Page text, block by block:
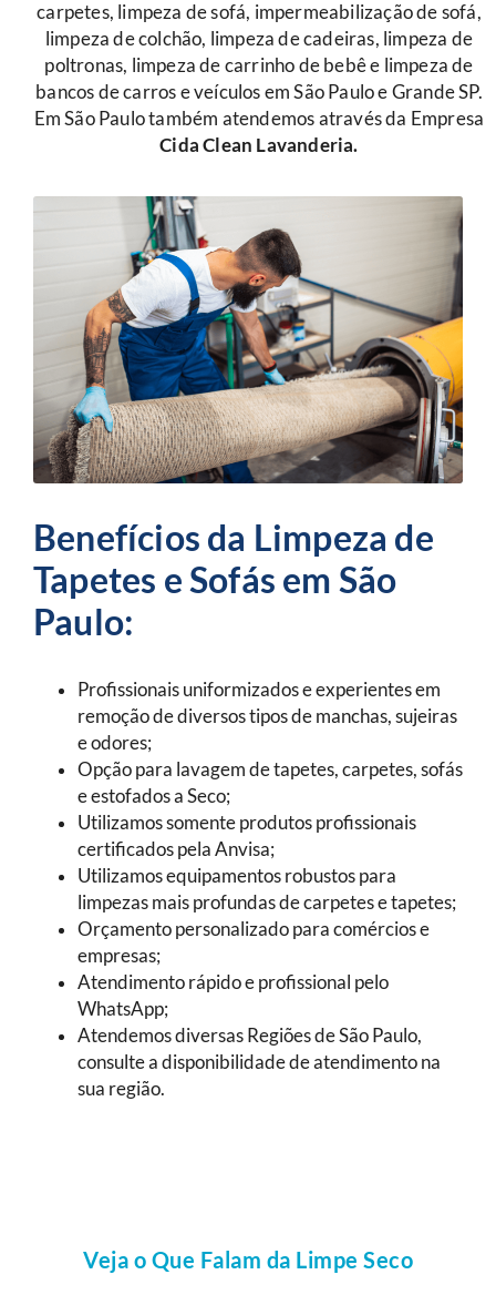
carpetes, limpeza de sofá, impermeabilização de sofá,
limpeza de colchão, limpeza de cadeiras, limpeza de
poltronas, limpeza de carrinho de bebê e limpeza de
bancos de carros e veículos em São Paulo e Grande SP.
Em São Paulo também atendemos através da Empresa
Cida Clean Lavanderia.
Benefícios da Limpeza de
Tapetes e Sofás em São
Paulo:
Profissionais uniformizados e experientes em
remoção de diversos tipos de manchas, sujeiras
e odores;
Opção para lavagem de tapetes, carpetes, sofás
e estofados a Seco;
Utilizamos somente produtos profissionais
certificados pela Anvisa;
Utilizamos equipamentos robustos para
limpezas mais profundas de carpetes e tapetes;
Orçamento personalizado para comércios e
empresas;
Atendimento rápido e profissional pelo
WhatsApp;
Atendemos diversas Regiões de São Paulo,
consulte a disponibilidade de atendimento na
sua região.
Veja o Que Falam da Limpe Seco